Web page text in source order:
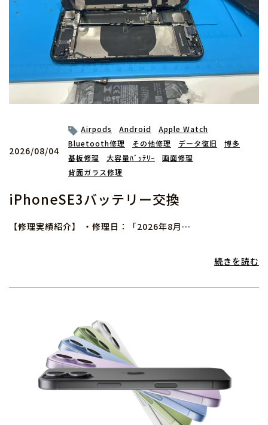
2026/08/04
Airpods Android
Apple Watch
Bluetooth修理
その他修理 データ復旧
博多
基板修理
大容量ﾊﾞｯﾃﾘｰ
画面修理
背面ガラス修理
iPhoneSE3バッテリー交換
【修理実績紹介】 ・修理日：「2026年8月…
続きを読む